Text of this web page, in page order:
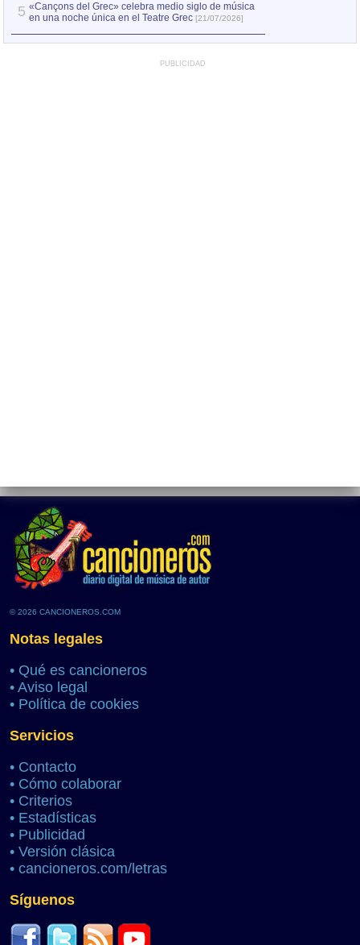
5 «Cançons del Grec» celebra medio siglo de música
en una noche única en el Teatre Grec [21/07/2026]
PUBLICIDAD
© 2026 CANCIONEROS.COM
Notas legales
• Qué es cancioneros
• Aviso legal
• Política de cookies
Servicios
• Contacto
• Cómo colaborar
• Criterios
• Estadísticas
• Publicidad
• Versión clásica
• cancioneros.com/letras
Síguenos